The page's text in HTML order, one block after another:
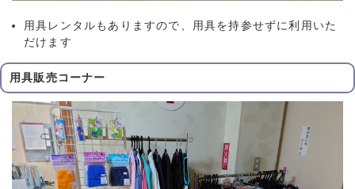
用具レンタルもありますので、用具を持参せずに利用いた
だけます
用具販売コーナー